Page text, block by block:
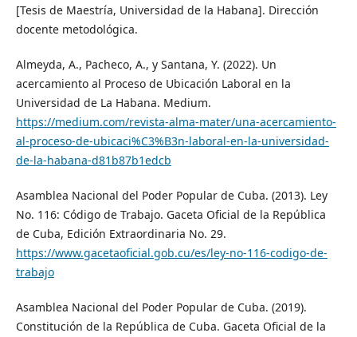
[Tesis de Maestría, Universidad de la Habana]. Dirección
docente metodológica.
Almeyda, A., Pacheco, A., y Santana, Y. (2022). Un
acercamiento al Proceso de Ubicación Laboral en la
Universidad de La Habana. Medium.
https://medium.com/revista-alma-mater/una-acercamiento-
al-proceso-de-ubicaci%C3%B3n-laboral-en-la-universidad-
de-la-habana-d81b87b1edcb
Asamblea Nacional del Poder Popular de Cuba. (2013). Ley
No. 116: Código de Trabajo. Gaceta Oficial de la República
de Cuba, Edición Extraordinaria No. 29.
https://www.gacetaoficial.gob.cu/es/ley-no-116-codigo-de-
trabajo
Asamblea Nacional del Poder Popular de Cuba. (2019).
Constitución de la República de Cuba. Gaceta Oficial de la